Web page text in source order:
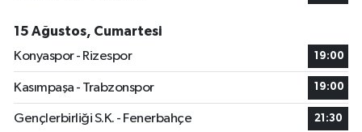
15 Ağustos, Cumartesi
Konyaspor - Rizespor
19:00
Kasımpaşa - Trabzonspor 19:00
Gençlerbirliği S.K. - Fenerbahçe 21:30